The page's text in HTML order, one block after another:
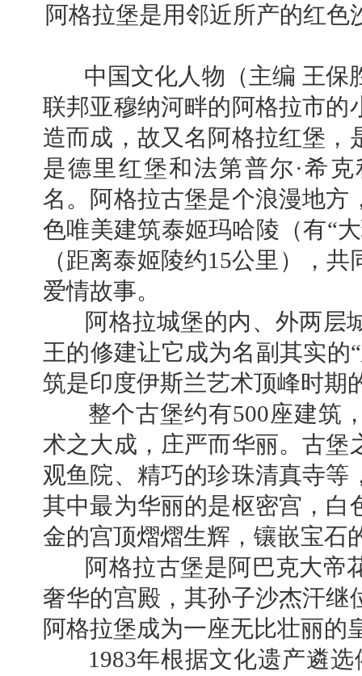
阿格拉堡是用邻近所产的红
中国文化人物（主编 王保
联邦亚穆纳河畔的阿格拉市的
造而成，故又名阿格拉红堡，
是德里红堡和法第普尔·希
名。阿格拉古堡是个浪漫地方
色唯美建筑泰姬玛哈陵（有“
（距离泰姬陵约15公里），
爱情故事。
阿格拉城堡的内、外两层
王的修建让它成为名副其实的
筑是印度伊斯兰艺术顶峰时期
整个古堡约有500座建筑
术之大成，庄严而华丽。古堡
观鱼院、精巧的珍珠清真寺等
其中最为华丽的是枢密宫，白
金的宫顶熠熠生辉，镶嵌宝石
阿格拉古堡是阿巴克大帝
奢华的宫殿，其孙子沙杰汗继
阿格拉堡成为一座无比壮丽的
1983年根据文化遗产遴